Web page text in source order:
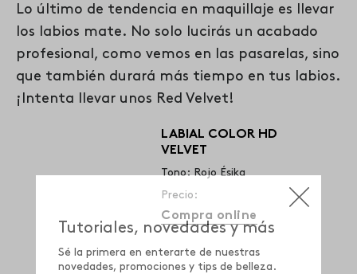
Lo último de tendencia en maquillaje es llevar
los labios mate. No solo lucirás un acabado
profesional, como vemos en las pasarelas, sino
que también durará más tiempo en tus labios.
¡Intenta llevar unos Red Velvet!
LABIAL COLOR HD
VELVET
Tono: Rojo Ésika
Precio:
Compra online
Tutoriales, novedades y más
Sé la primera en enterarte de nuestras
novedades, promociones y tips de belleza.